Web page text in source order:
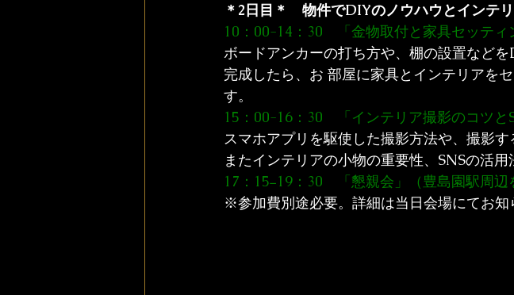
＊2日目＊　物件でDIYのノウハウとインテ
10：00-14：30　「金物取付と家具セッティ
ボードアンカーの打ち方や、棚の設置などを
完成したら、お 部屋に家具とインテリアを
す。
15：00-16：30　「インテリア撮影のコツと
スマホアプリを駆使した撮影方法や、撮影す
またインテリアの小物の重要性、SNSの活
17：15−19：30　「懇親会」（豊島園駅周辺
※参加費別途必要。詳細は当日会場にてお知